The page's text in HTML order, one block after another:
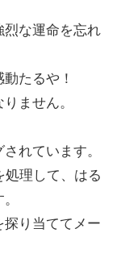
烈な運命を忘れ
たるや！
ません。
れています。
理して、はる
り当ててメー